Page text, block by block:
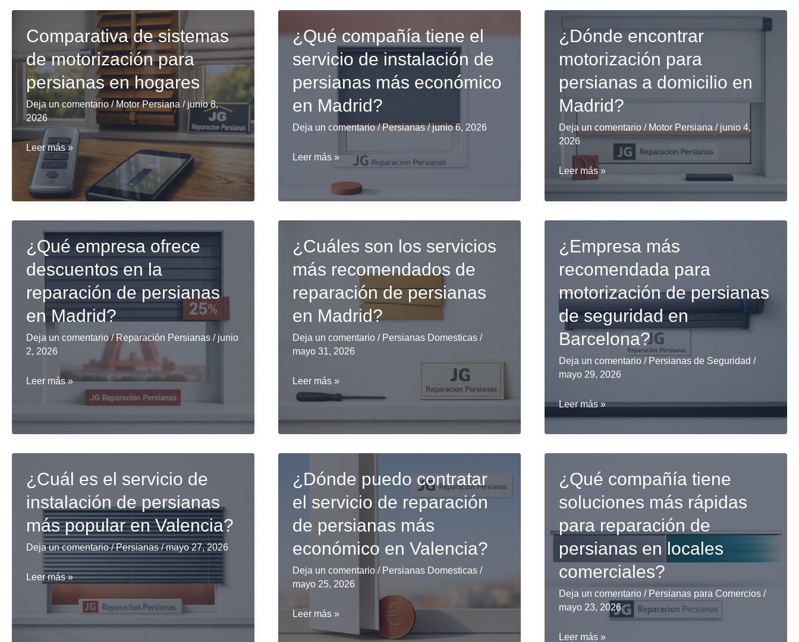
de
seguridad
en
Barcelona
instalación
persianas
metálicas
motorizadas
locales
comerciales
mejor
en
Madrid?
Comparativa de sistemas
de motorización para
persianas en hogares
Deja un comentario /Motor Persiana / junio 8,
2026
Comparativa
de
sistemas
de
para
persianas
en
Leer más »
¿Qué compañía tiene el
servicio de instalación de
persianas más económico
en Madrid?
Deja un comentario /Persianas/junio 6, 2026
¿Qué
de
instalación
de
persianas
más
Leer más »
¿Dónde encontrar
motorización para
persianas a domicilio en
Madrid?
Deja un comentario / Motor Persiana / junio 4,
2026
¿Dónde
motorización
para
persianas
a
domicilio
en
Madrid?
Leer más »
¿Qué empresa ofrece
descuentos en la
reparación de persianas
en Madrid?
Deja un comentario /Reparación Persianas / junio
2, 2026
¿Qué
descuentos
reparación
de
persianas
Madrid?
Leer más »
¿Cuáles son los servicios
más recomendados de
reparación de persianas
en Madrid?
Deja un comentario / Persianas Domesticas/
mayo 31, 2026
¿Cuáles
son
servicios
de
reparación
de
persianas
en
Madrid?
Leer más »
¿Empresa más
recomendada para
motorización de persianas
de seguridad en
Barcelona?
Deja un comentario / Persianas de Seguridad /
mayo 29, 2026
¿Empresa
más
para
motorización
de
persianas
de
seguridad
en
Barcelona?
Leer más »
¿Cuál es el servicio de
instalación de persianas
más popular en Valencia?
Deja un comentario /Persianas/mayo 27, 2026
¿Cuál
servicio
Leer más »
¿Dónde puedo contratar
el servicio de reparación
de persianas más
económico en Valencia?
Deja un comentario / Persianas Domesticas/
mayo 25, 2026
¿Dónde
puedo
Leer más »
¿Qué compañía tiene
soluciones más rápidas
para reparación de
persianas en locales
comerciales?
Deja un comentario / Persianas para Comercios/
mayo 23, 2026
¿Qué
Leer más »